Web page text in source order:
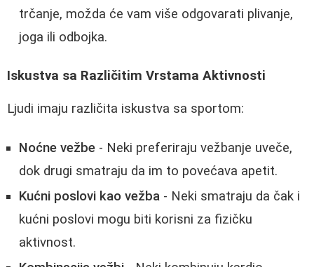
trčanje, možda će vam više odgovarati plivanje,
joga ili odbojka.
Iskustva sa Različitim Vrstama Aktivnosti
Ljudi imaju različita iskustva sa sportom:
Noćne vežbe - Neki preferiraju vežbanje uveče,
dok drugi smatraju da im to povećava apetit.
Kućni poslovi kao vežba - Neki smatraju da čak i
kućni poslovi mogu biti korisni za fizičku
aktivnost.